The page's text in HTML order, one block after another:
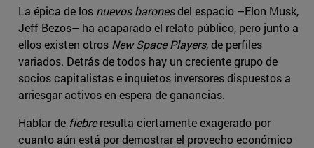
La épica de los nuevos baronesdel espacio –Elon Musk,
Jeff Bezos– ha acaparado el relato público, pero junto a
ellos existen otros New Space Players, de perfiles
variados. Detrás de todos hay un creciente grupo de
socios capitalistas e inquietos inversores dispuestos a
arriesgar activos en espera de ganancias.
Hablar de fiebreresulta ciertamente exagerado por
cuanto aún está por demostrar el provecho económico